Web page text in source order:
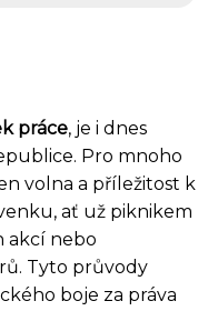
práce, je i dnes
Pro mnoho
volna a příležitost k
ať už piknikem
akcí nebo
Tyto průvody
boje za práva